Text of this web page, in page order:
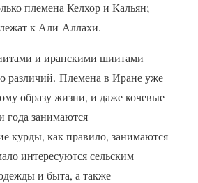
племена Келхор и Кальян;
к Али-Аллахи.
и иранскими шиитами
различий. Племена в Иране уже
образу жизни, и даже кочевые
года занимаются
курды, как правило, занимаются
интересуются сельским
и быта, а также